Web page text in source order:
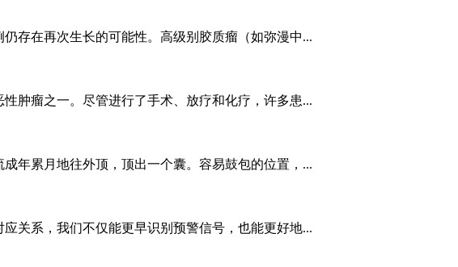
存在再次生长的可能性。高级别胶质瘤（如弥漫中...
肿瘤之一。尽管进行了手术、放疗和化疗，许多患...
年累月地往外顶，顶出一个囊。容易鼓包的位置，...
关系，我们不仅能更早识别预警信号，也能更好地...